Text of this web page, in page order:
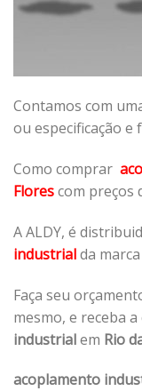
Contamos com
ou especificação e
Como comprar
Florescom preços
A ALDY, é
industrialda
Faça seu
mesmo, e receba
industrialem Rio
acoplamento